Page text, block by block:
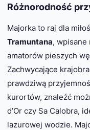
Różnorodność
Majorka to raj dla
Tramuntana, wpisane
amatorów pieszych
Zachwycające
prawdziwą
kurortów, znaleźć
d’Or czy Sa Calobra,
lazurowej wodzie.